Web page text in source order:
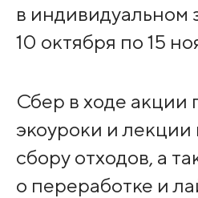
в индивидуальном
10 октября по 15
Сбер в ходе акции
экоуроки и
сбору отходов, а
о переработке и